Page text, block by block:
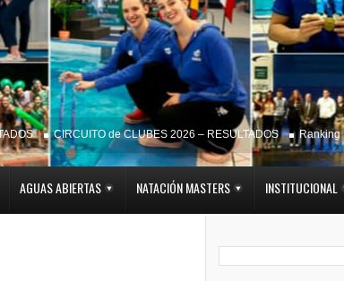
CIRCUITO de CLUBES 2026 – RESULTADOS Ranking FRN
AGUAS ABIERTAS NATACIÓN MASTERS INSTITUCIONAL